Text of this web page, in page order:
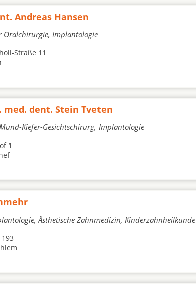
Andreas Hansen
Oralchirurgie, Implantologie
Straße 11
med. dent. Stein Tveten
Kiefer-Gesichtschirurg, Implantologie
1
Ästhetische Zahnmedizin, Kinderzahnheilkunde